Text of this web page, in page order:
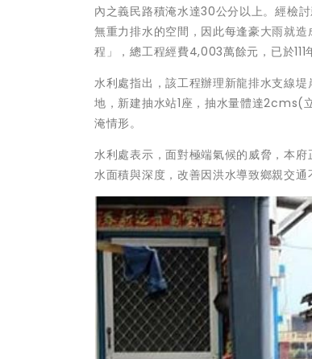
內之義民路積淹水達30公分以上。經檢
無重力排水的空間，因此每逢豪大雨就
程」，總工程經費4,003萬餘元，已於111
水利處指出，該工程辦理新龍排水支線
地，新建抽水站1座，抽水量體達2cms(
淹情形。
水利處表示，面對極端氣候的威脅，本
水面積與深度，改善因洪水導致鄉親交通